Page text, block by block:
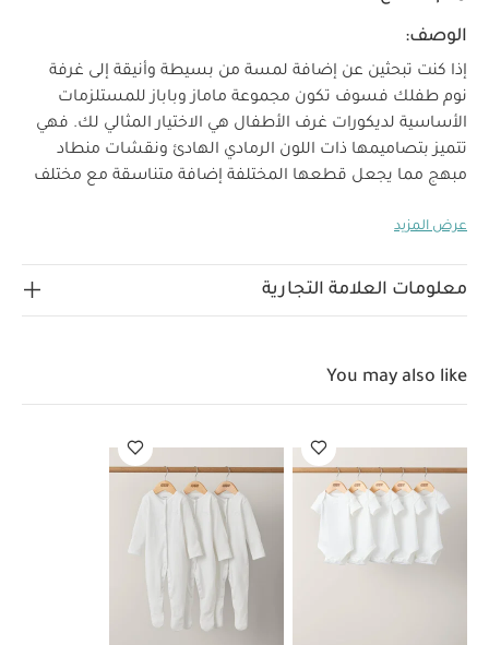
الوصف:
إذا كنت تبحثين عن إضافة لمسة من بسيطة وأنيقة إلى غرفة
نوم طفلك فسوف تكون مجموعة ماماز وباباز للمستلزمات
الأساسية لديكورات غرف الأطفال هي الاختيار المثالي لك. فهي
تتميز بتصاميمها ذات اللون الرمادي الهادئ ونقشات منطاد
مبهج مما يجعل قطعها المختلفة إضافة متناسقة مع مختلف
في الأمسيات الشتوية الباردة مع هذا اللحاف الناعم، فهو
بنسبة 100‏%‏‏ حتى لا يسبب تهيج لبشرة طفلتك الحساسة
منطاد مع مجموعة الديكورات الداخلية الأساسية ليكسبها
مصنوع من قطن جيرسيه بنسبة 100‏%‏‏ لحماية بشرة طفلك من
التهيج مناسب من عمر 12 شهرًا هل تريدين معرفة المقصود من
معدل دفء؟ نقدم لك دليل عملي وبسيط لمساعدتك في تحديد
سم
مواصفات المنتج:
عرض المزيد
معلومات العلامة التجارية
You may also like